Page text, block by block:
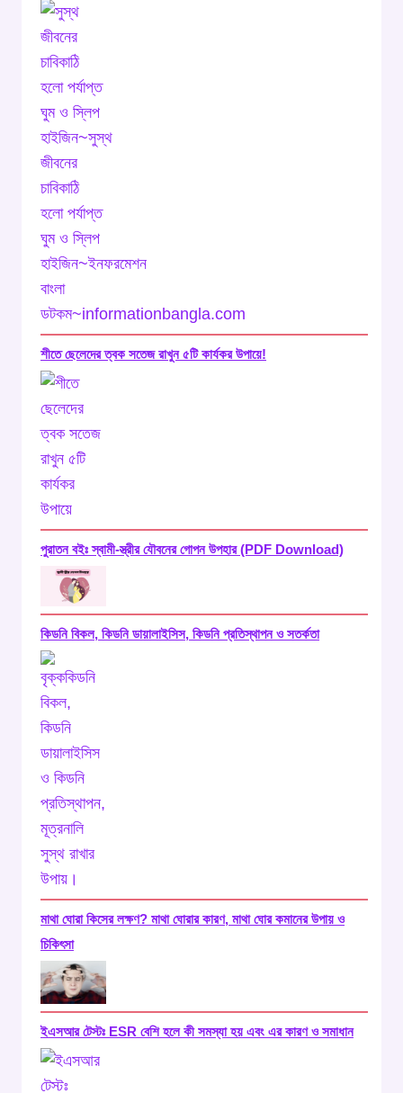
শীতে ছেলেদের ত্বক সতেজ রাখুন ৫টি কার্যকর উপায়ে!
পুরাতন বইঃ স্বামী-স্ত্রীর যৌবনের গোপন উপহার (PDF Download)
কিডনি বিকল, কিডনি ডায়ালাইসিস, কিডনি প্রতিস্থাপন ও সতর্কতা
মাথা ঘোরা কিসের লক্ষণ? মাথা ঘোরার কারণ, মাথা ঘোর কমানের উপায় ও
চিকিৎসা
ইএসআর টেস্টঃ ‍ESR বেশি হলে কী সমস্যা হয় এবং এর কারণ ও সমাধান